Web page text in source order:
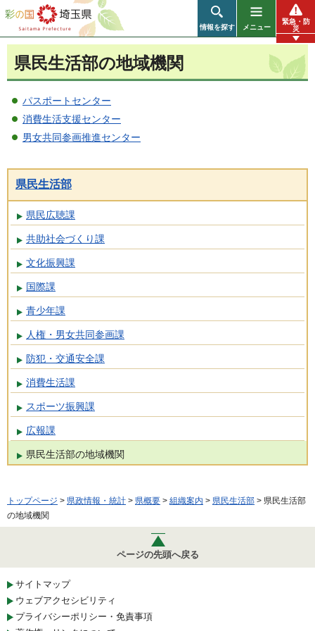
彩の国 埼玉県
情報を探す メニュー
緊急・防
災
県民生活部の地域機関
パスポートセンター
消費生活支援センター
男女共同参画推進センター
県民生活部
県民広聴課
共助社会づくり課
文化振興課
国際課
青少年課
人権・男女共同参画課
防犯・交通安全課
消費生活課
スポーツ振興課
広報課
県民生活部の地域機関
トップページ > 県政情報・統計 > 県概要 > 組織案内 > 県民生活部 > 県民生活部
の地域機関
ページの先頭へ戻る
サイトマップ
ウェブアクセシビリティ
プライバシーポリシー・免責事項